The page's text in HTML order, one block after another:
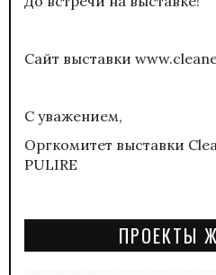
Сайт выставки
С уважением,
Оргкомитет выставки
PULIRE
ПРОЕКТЫ